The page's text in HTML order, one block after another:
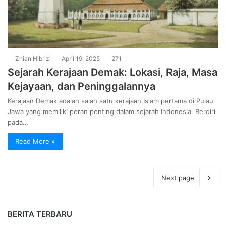
Zhian Hibrizi April 19, 2025 271
Sejarah Kerajaan Demak: Lokasi, Raja, Masa
Kejayaan, dan Peninggalannya
Kerajaan Demak adalah salah satu kerajaan Islam pertama di Pulau
Jawa yang memiliki peran penting dalam sejarah Indonesia. Berdiri
pada…
Read More »
Next page
BERITA TERBARU